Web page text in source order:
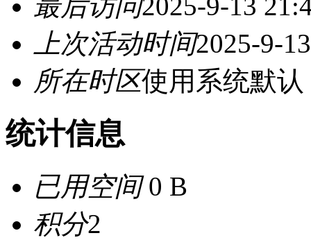
最后访问2025-9-13
上次活动时间2025-9-
所在时区使用系统默认
统计信息
已用空间0 B
积分2